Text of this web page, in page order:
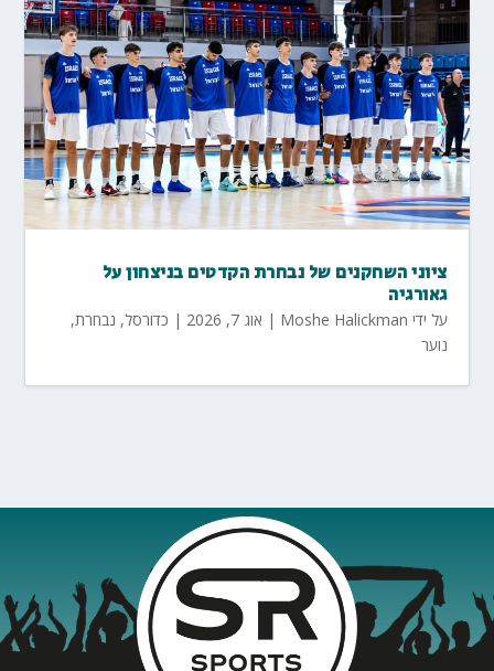
ציוני השחקנים של נבחרת הקדטים בניצחון על
גאורגיה
על ידי Moshe Halickman
| אוג 7, 2026 | כדורסל, נבחרת,
נוער